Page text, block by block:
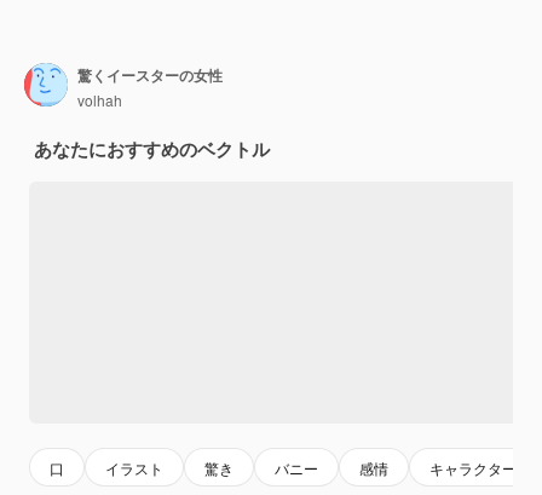
驚くイースターの女性
volhah
あなたにおすすめのベクトル
口 イラスト 驚き バニー 感情 キャラクター